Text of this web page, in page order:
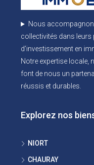
Nous
collectivités dans leurs
d’investissement en
Notre expertise locale,
font de nous un
réussis et durables.
Explorez nos
NIORT
CHAURAY